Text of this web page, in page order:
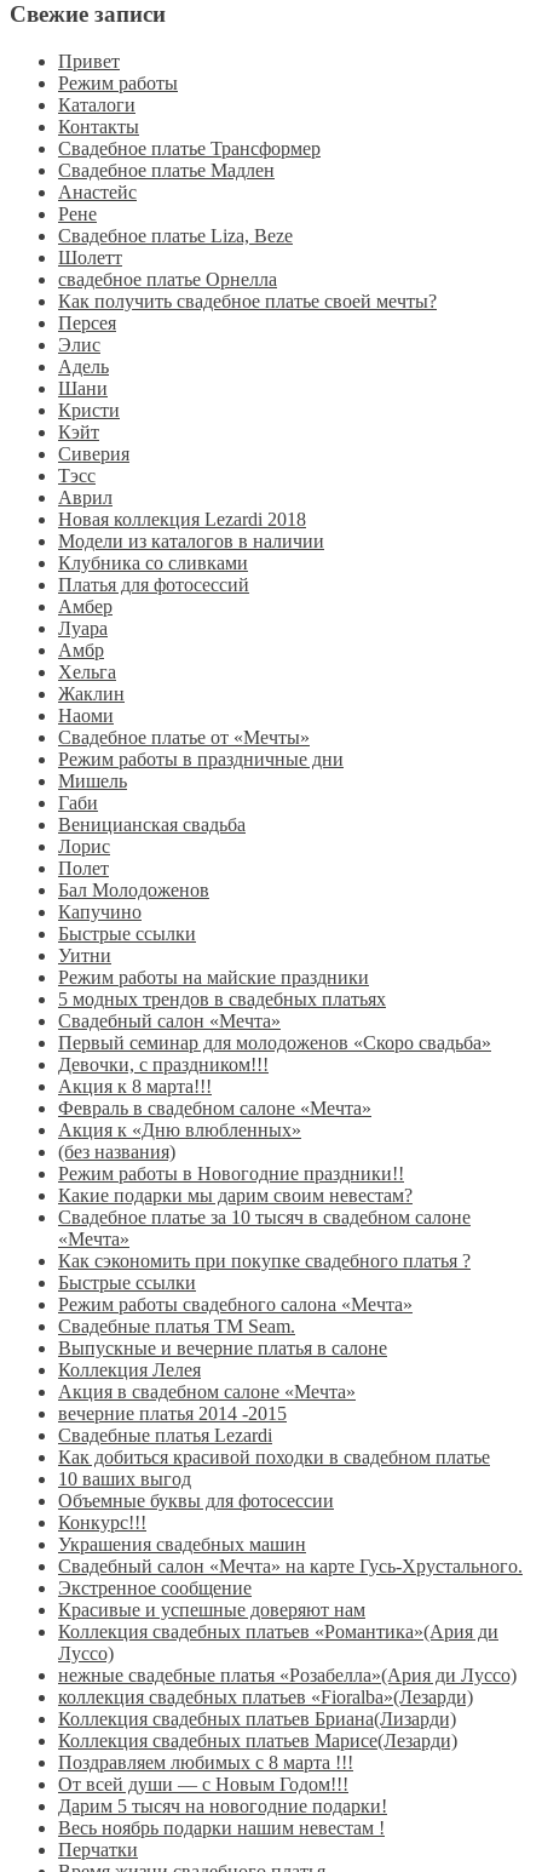
Свежие записи
Привет
Режим работы
Каталоги
Контакты
Свадебное платье Трансформер
Свадебное платье Мадлен
Анастейс
Рене
Свадебное платье Liza, Beze
Шолетт
свадебное платье Орнелла
Как получить свадебное платье своей мечты?
Персея
Элис
Адель
Шани
Кристи
Кэйт
Сиверия
Тэсс
Аврил
Новая коллекция Lezardi 2018
Модели из каталогов в наличии
Клубника со сливками
Платья для фотосессий
Амбер
Луара
Амбр
Хельга
Жаклин
Наоми
Свадебное платье от «Мечты»
Режим работы в праздничные дни
Мишель
Габи
Веницианская свадьба
Лорис
Полет
Бал Молодоженов
Капучино
Быстрые ссылки
Уитни
Режим работы на майские праздники
5 модных трендов в свадебных платьях
Свадебный салон «Мечта»
Первый семинар для молодоженов «Скоро свадьба»
Девочки, с праздником!!!
Акция к 8 марта!!!
Февраль в свадебном салоне «Мечта»
Акция к «Дню влюбленных»
(без названия)
Режим работы в Новогодние праздники!!
Какие подарки мы дарим своим невестам?
Свадебное платье за 10 тысяч в свадебном салоне
«Мечта»
Как сэкономить при покупке свадебного платья ?
Быстрые ссылки
Режим работы свадебного салона «Мечта»
Свадебные платья ТМ Seam.
Выпускные и вечерние платья в салоне
Коллекция Лелея
Акция в свадебном салоне «Мечта»
вечерние платья 2014 -2015
Свадебные платья Lezardi
Как добиться красивой походки в свадебном платье
10 ваших выгод
Объемные буквы для фотосессии
Конкурс!!!
Украшения свадебных машин
Свадебный салон «Мечта» на карте Гусь-Хрустального.
Экстренное сообщение
Красивые и успешные доверяют нам
Коллекция свадебных платьев «Романтика»(Ария ди
Луссо)
нежные свадебные платья «Розабелла»(Ария ди Луссо)
коллекция свадебных платьев «Fioralba»(Лезарди)
Коллекция свадебных платьев Бриана(Лизарди)
Коллекция свадебных платьев Марисе(Лезарди)
Поздравляем любимых с 8 марта !!!
От всей души — с Новым Годом!!!
Дарим 5 тысяч на новогодние подарки!
Весь ноябрь подарки нашим невестам !
Перчатки